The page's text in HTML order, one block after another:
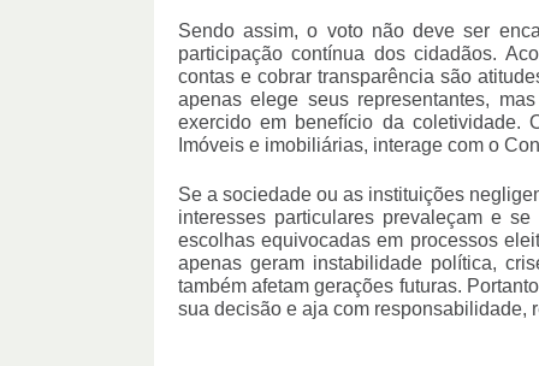
Sendo assim, o voto não deve ser
participação contínua dos cidadãos.
contas e cobrar transparência são
apenas elege seus representantes,
exercido em benefício da coletividade.
Imóveis e imobiliárias, interage com o
Se a sociedade ou as instituições
interesses particulares prevaleçam e
escolhas equivocadas em processos
apenas geram instabilidade política,
também afetam gerações futuras.
sua decisão e aja com responsabilidade,